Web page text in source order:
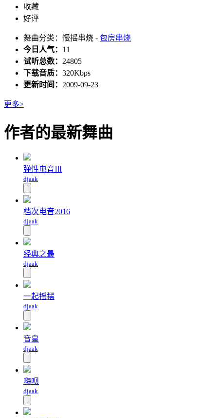
收藏
好评
舞曲分类：慢摇串烧 - 包房串烧
今日人气： 11
试听总数： 24805
下载音质： 320Kbps
更新时间： 2009-09-23
更多>
作者的最新舞曲
弹性电音Ⅲ
djaak
档次电音2016
djaak
经典之最
djaak
一起摇摆
djaak
音皇
djaak
嗨呗
djaak